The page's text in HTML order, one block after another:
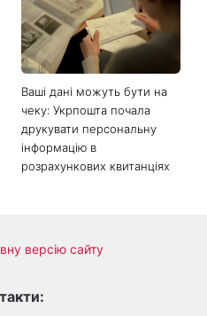
Ваші дані можуть бути на
чеку: Укрпошта почала
друкувати персональну
інформацію в
розрахункових квитанціях
версію сайту